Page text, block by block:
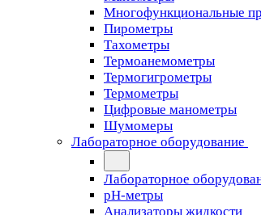
Многофункциональные
Пирометры
Тахометры
Термоанемометры
Термогигрометры
Термометры
Цифровые манометры
Шумомеры
Лабораторное оборудование
Лабораторное
pH-метры
Анализаторы жидкости